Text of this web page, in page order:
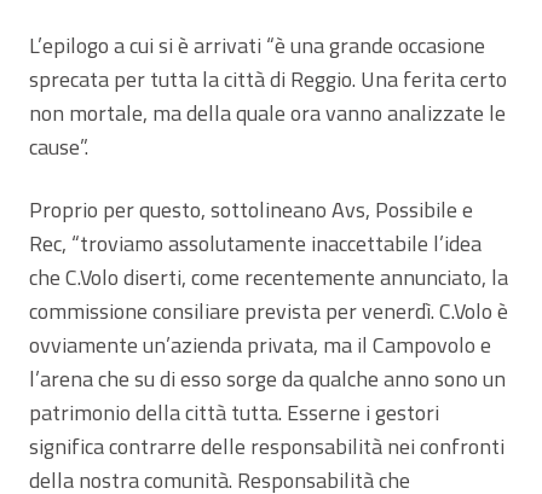
L’epilogo a cui si è arrivati “è una grande occasione
sprecata per tutta la città di Reggio. Una ferita certo
non mortale, ma della quale ora vanno analizzate le
cause”.
Proprio per questo, sottolineano Avs, Possibile e
Rec, “troviamo assolutamente inaccettabile l’idea
che C.Volo diserti, come recentemente annunciato, la
commissione consiliare prevista per venerdì. C.Volo è
ovviamente un’azienda privata, ma il Campovolo e
l’arena che su di esso sorge da qualche anno sono un
patrimonio della città tutta. Esserne i gestori
significa contrarre delle responsabilità nei confronti
della nostra comunità. Responsabilità che